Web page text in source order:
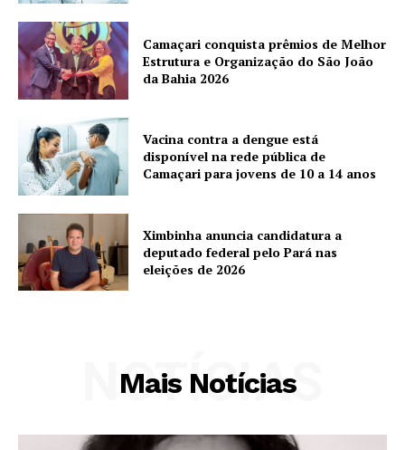
Camaçari conquista prêmios de Melhor
Estrutura e Organização do São João
da Bahia 2026
Vacina contra a dengue está
disponível na rede pública de
Camaçari para jovens de 10 a 14 anos
Ximbinha anuncia candidatura a
deputado federal pelo Pará nas
eleições de 2026
Mais Notícias
NOTÍCIAS